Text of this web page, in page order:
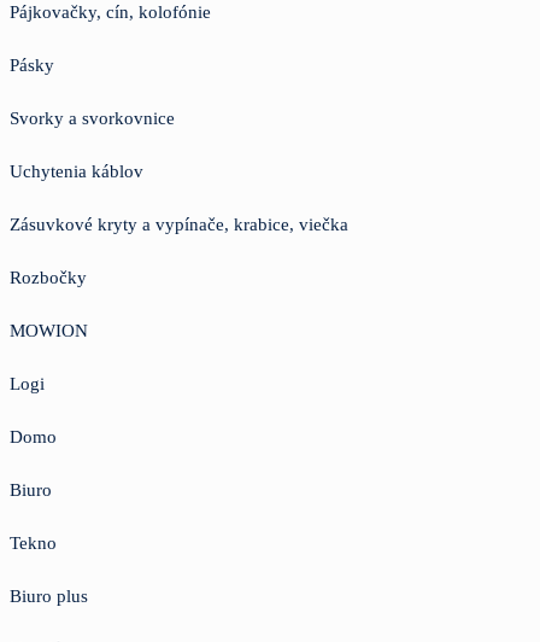
Pájkovačky, cín, kolofónie
Pásky
Svorky a svorkovnice
Uchytenia káblov
Zásuvkové kryty a vypínače, krabice, viečka
Rozbočky
MOWION
Logi
Domo
Biuro
Tekno
Biuro plus